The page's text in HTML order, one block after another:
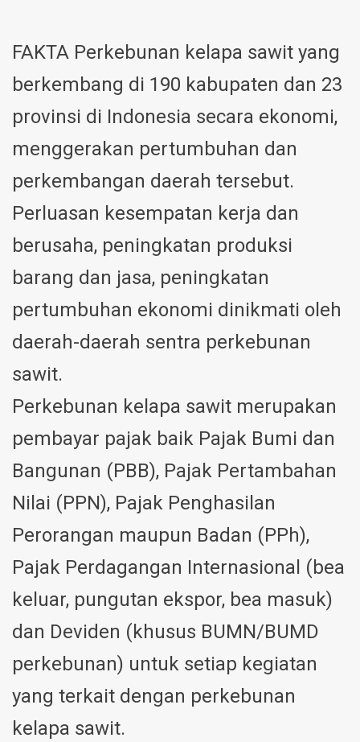
FAKTA Perkebunan kelapa sawit yang
berkembang di 190 kabupaten dan 23
provinsi di Indonesia secara ekonomi,
menggerakan pertumbuhan dan
perkembangan daerah tersebut.
Perluasan kesempatan kerja dan
berusaha, peningkatan produksi
barang dan jasa, peningkatan
pertumbuhan ekonomi dinikmati oleh
daerah-daerah sentra perkebunan
sawit.
Perkebunan kelapa sawit merupakan
pembayar pajak baik Pajak Bumi dan
Bangunan (PBB), Pajak Pertambahan
Nilai (PPN), Pajak Penghasilan
Perorangan maupun Badan (PPh),
Pajak Perdagangan Internasional (bea
keluar, pungutan ekspor, bea masuk)
dan Deviden (khusus BUMN/BUMD
perkebunan) untuk setiap kegiatan
yang terkait dengan perkebunan
kelapa sawit.